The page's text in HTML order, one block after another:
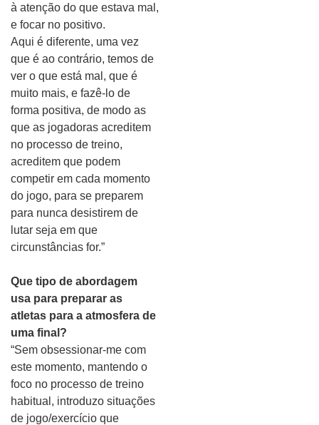
à atenção do que estava mal,
e focar no positivo.
Aqui é diferente, uma vez
que é ao contrário, temos de
ver o que está mal, que é
muito mais, e fazê-lo de
forma positiva, de modo as
que as jogadoras acreditem
no processo de treino,
acreditem que podem
competir em cada momento
do jogo, para se preparem
para nunca desistirem de
lutar seja em que
circunstâncias for.”
Que tipo de abordagem
usa para preparar as
atletas para a atmosfera de
uma final?
“Sem obsessionar-me com
este momento, mantendo o
foco no processo de treino
habitual, introduzo situações
de jogo/exercício que